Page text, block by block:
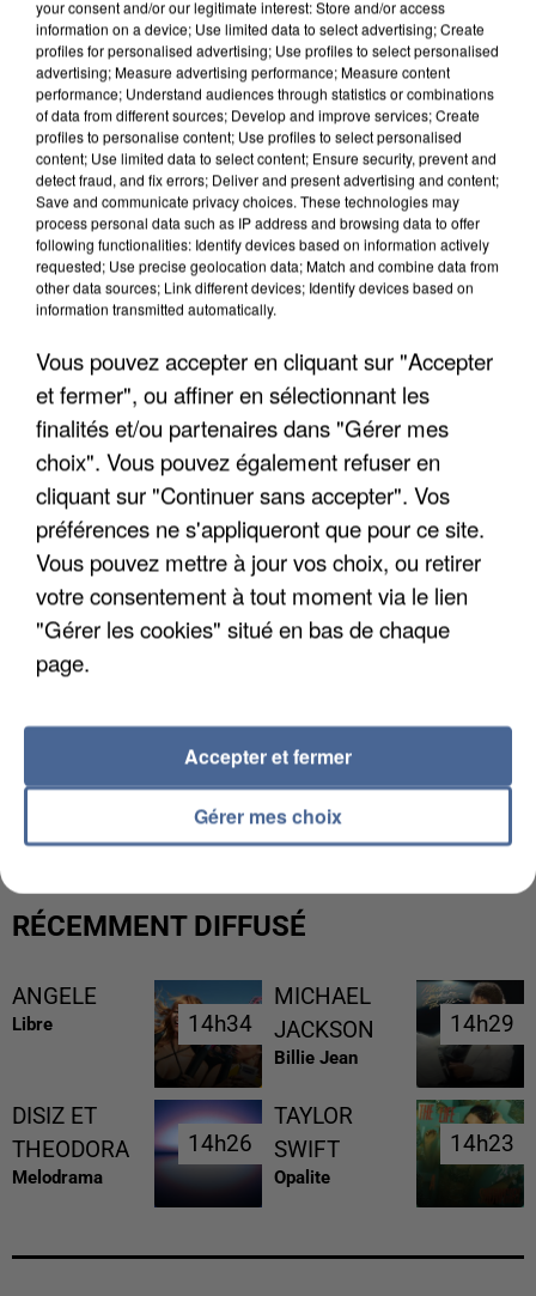
INTERMARCHÉ APRÈS UNE...
LES FRANÇAIS, FANS DE LA FLEMME
RÉCEMMENT DIFFUSÉ
ANGELE
Libre 14h34
14h34
MICHAEL
JACKSON
Billie Jean
14h29
14h29
DISIZ ET
THEODORA
Melodrama
14h26
14h26
TAYLOR
SWIFT
Opalite
14h23
14h23
your consent and/or our legitimate interest: Store and/or access
information on a device; Use limited data to select advertising; Create
profiles for personalised advertising; Use profiles to select personalised
advertising; Measure advertising performance; Measure content
performance; Understand audiences through statistics or combinations
of data from different sources; Develop and improve services; Create
profiles to personalise content; Use profiles to select personalised
content; Use limited data to select content; Ensure security, prevent and
detect fraud, and fix errors; Deliver and present advertising and content;
Save and communicate privacy choices. These technologies may
process personal data such as IP address and browsing data to offer
following functionalities: Identify devices based on information actively
requested; Use precise geolocation data; Match and combine data from
other data sources; Link different devices; Identify devices based on
information transmitted automatically.
Vous pouvez accepter en cliquant sur "Accepter
et fermer", ou affiner en sélectionnant les
finalités et/ou partenaires dans "Gérer mes
choix". Vous pouvez également refuser en
cliquant sur "Continuer sans accepter". Vos
préférences ne s'appliqueront que pour ce site.
Vous pouvez mettre à jour vos choix, ou retirer
votre consentement à tout moment via le lien
"Gérer les cookies" situé en bas de chaque
page.
Gérer mes choix
Accepter et fermer